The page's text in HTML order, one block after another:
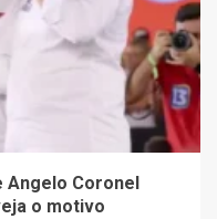
Angelo Coronel
o motivo